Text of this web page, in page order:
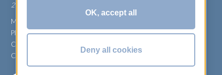
270 Rue Thérèse Planiol - 37310 TAUXIGNY
Mentions légales
Plan du site
Carrière
Conditions générales de vente
OK, accept all
Deny all cookies